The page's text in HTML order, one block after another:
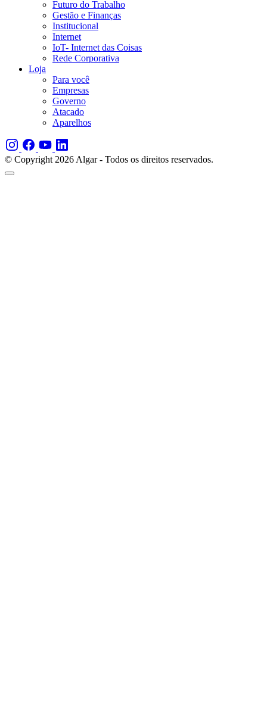
Futuro do Trabalho
Gestão e Finanças
Institucional
Internet
IoT- Internet das Coisas
Rede Corporativa
Loja
Para você
Empresas
Governo
Atacado
Aparelhos
© Copyright 2026 Algar - Todos os direitos reservados.